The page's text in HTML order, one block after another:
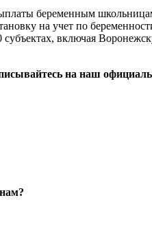
беременным
на учет по
включая
на наш